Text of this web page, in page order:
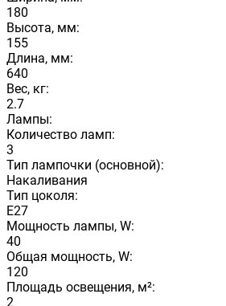
180
Высота, мм:
155
Длина, мм:
640
Вес, кг:
2.7
Лампы:
Количество ламп:
3
Тип лампочки (основной):
Накаливания
Тип цоколя:
E27
Мощность лампы, W:
40
Общая мощность, W:
120
Площадь освещения, м²:
2